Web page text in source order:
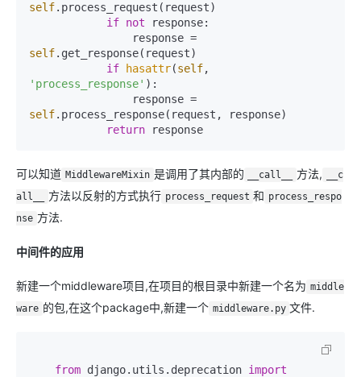
self.process_request(request)
if not response:
self.get_response(request)
if
hasattr(self
'process_response' ):
self.process_response(request, response)
return response
可以知道 MiddlewareMixin 是调用了其内部的 __call__ 方法,
__c
all__
方法以反射的方式执行 process_request 和 process_respo
nse 方法.
中间件的应用
新建一个middleware项目,在项目的根目录中新建一个名为 middle
ware 的包,在这个package中,新建一个 middleware.py 文件.
from django.utils.deprecation import